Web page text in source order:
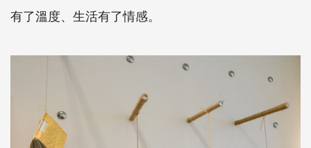
有了溫度、生活有了情感。